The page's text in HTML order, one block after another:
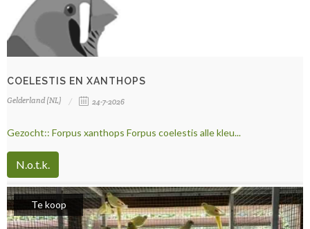
COELESTIS EN XANTHOPS
Gelderland (NL) 24-7-2026
Gezocht:: Forpus xanthops Forpus coelestis alle kleu...
N.o.t.k.
Te koop